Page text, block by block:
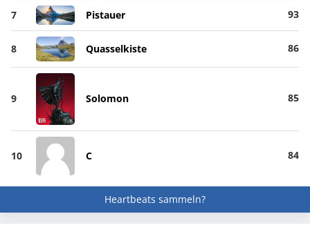
7 Pistauer 93
8 Quasselkiste 86
9 Solomon 85
10 C 84
Heartbeats sammeln?